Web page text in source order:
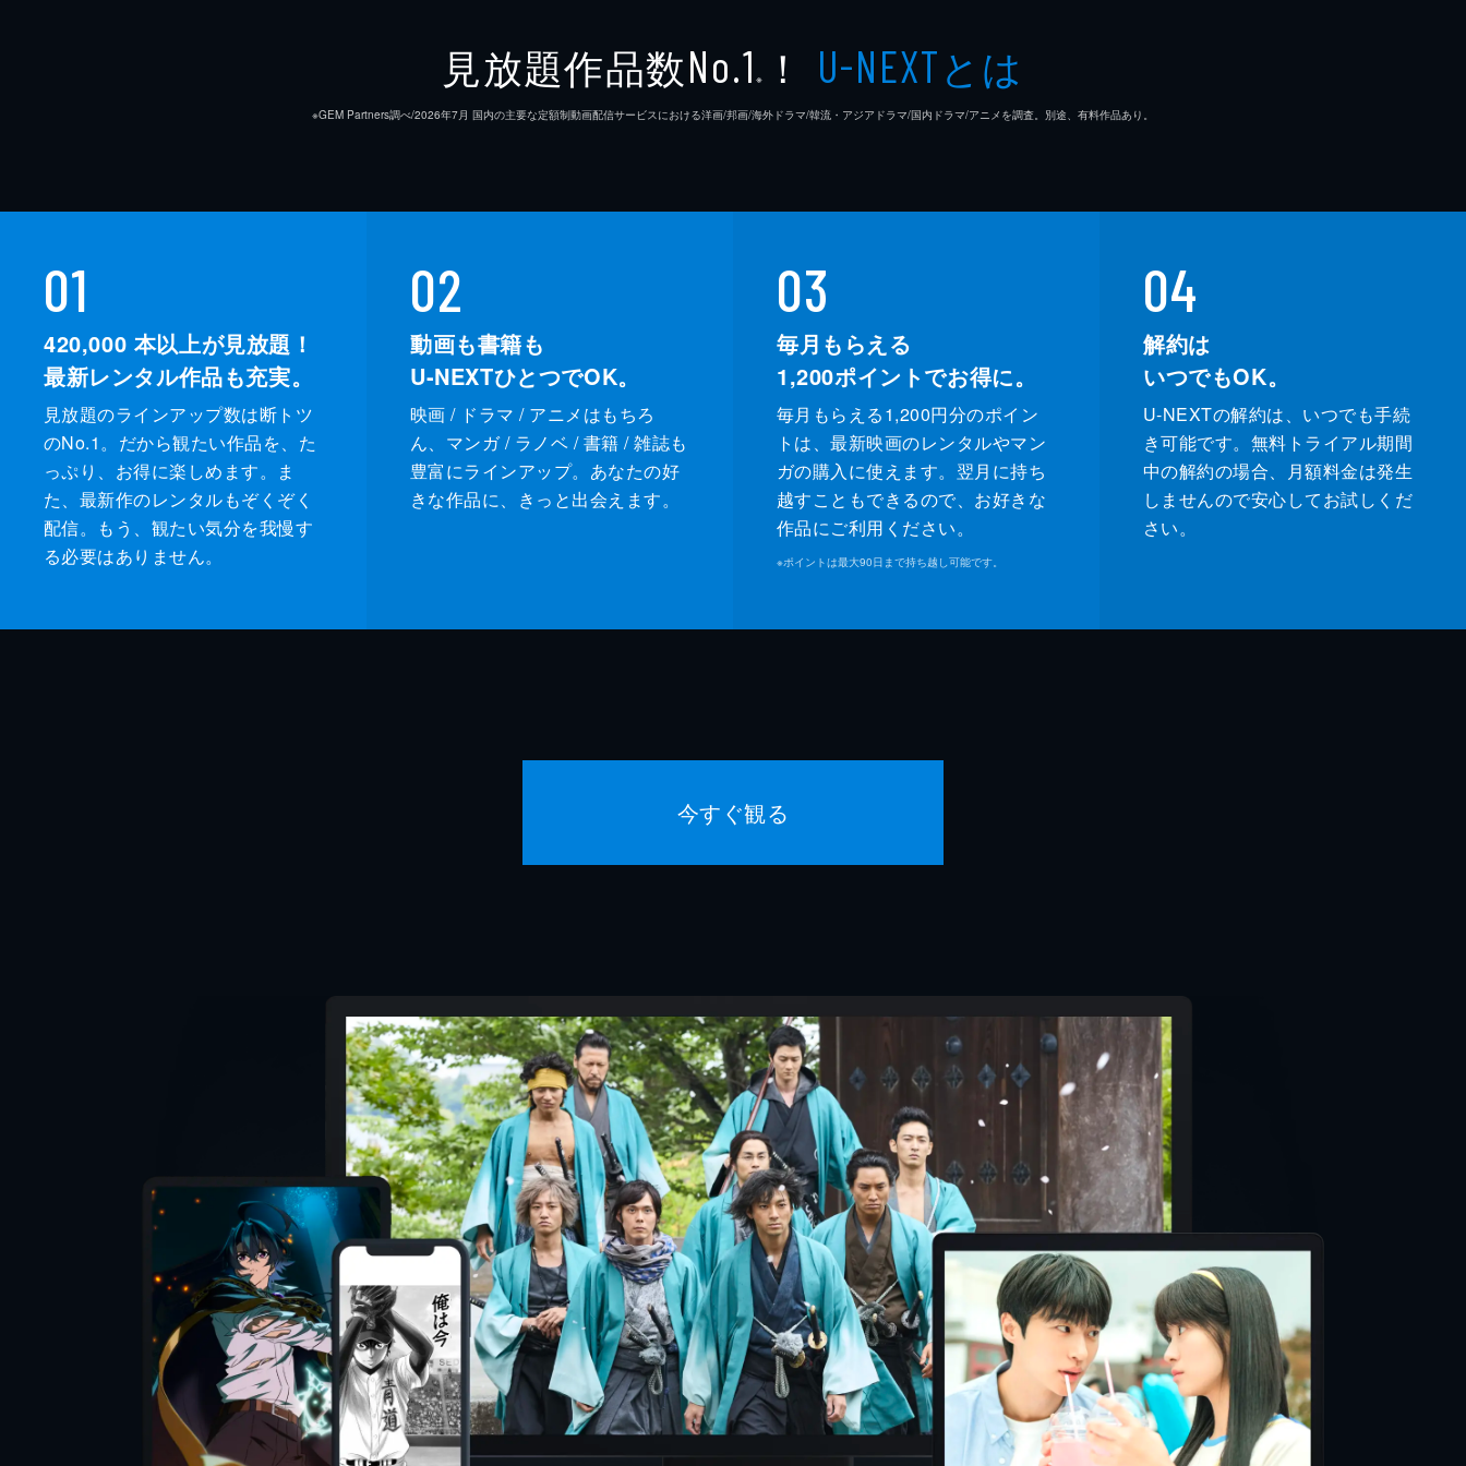
見放題作品数No.1 ※ ！ U-NEXTとは
※GEM Partners調べ/2026年7⽉ 国内の主要な定額制動画配信サービスにおける洋画/邦画/海外ドラマ/韓流・アジアドラマ/国内ドラマ/アニメを調査。別途、有料作品あり。
01
420,000 本以上が見放題！
最新レンタル作品も充実。
見放題のラインアップ数は断トツ
のNo.1。だから観たい作品を、た
っぷり、お得に楽しめます。ま
た、最新作のレンタルもぞくぞく
配信。もう、観たい気分を我慢す
る必要はありません。
02
動画も書籍も
U-NEXTひとつでOK。
映画 / ドラマ / アニメはもちろ
ん、マンガ / ラノベ / 書籍 / 雑誌も
豊富にラインアップ。あなたの好
きな作品に、きっと出会えます。
03
毎月もらえる
1,200ポイントでお得に。
毎月もらえる1,200円分のポイン
トは、最新映画のレンタルやマン
ガの購入に使えます。翌月に持ち
越すこともできるので、お好きな
作品にご利用ください。
※ポイントは最大90日まで持ち越し可能です。
04
解約は
いつでもOK。
U-NEXTの解約は、いつでも手続
き可能です。無料トライアル期間
中の解約の場合、月額料金は発生
しませんので安心してお試しくだ
さい。
今すぐ観る